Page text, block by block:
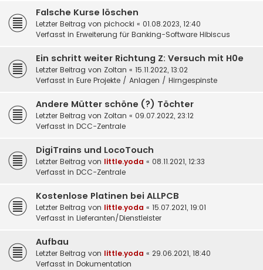
Falsche Kurse löschen
Letzter Beitrag von pichocki « 01.08.2023, 12:40
Verfasst in Erweiterung für Banking-Software Hibiscus
Ein schritt weiter Richtung Z: Versuch mit H0e
Letzter Beitrag von Zoltan « 15.11.2022, 13:02
Verfasst in Eure Projekte / Anlagen / Hirngespinste
Andere Mütter schöne (?) Töchter
Letzter Beitrag von Zoltan « 09.07.2022, 23:12
Verfasst in DCC-Zentrale
DigiTrains und LocoTouch
Letzter Beitrag von little.yoda « 08.11.2021, 12:33
Verfasst in DCC-Zentrale
Kostenlose Platinen bei ALLPCB
Letzter Beitrag von little.yoda « 15.07.2021, 19:01
Verfasst in Lieferanten/Dienstleister
Aufbau
Letzter Beitrag von little.yoda « 29.06.2021, 18:40
Verfasst in Dokumentation